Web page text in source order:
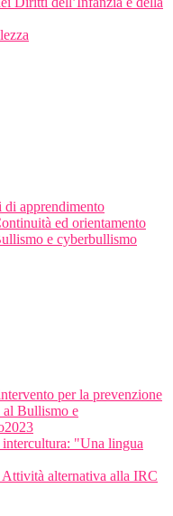
apprendimento
ed orientamento
e cyberbullismo
per la prevenzione
al Bullismo e
"Una lingua
alternativa alla IRC